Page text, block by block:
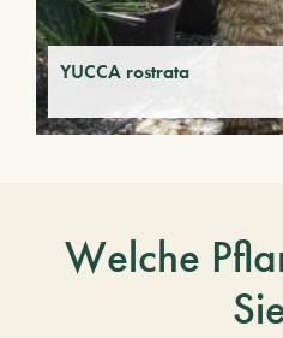
YUCCA rostrata
Welche